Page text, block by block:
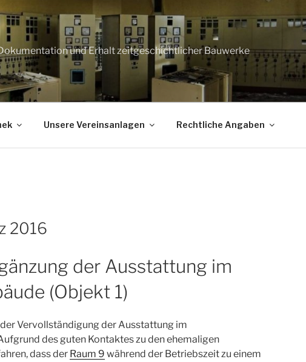
und Erhalt zeitgeschichtlicher Bauwerke
Unsere Vereinsanlagen Rechtliche Angaben
2016
der Ausstattung im
(Objekt 1)
Vervollständigung der Ausstattung im
des guten Kontaktes zu den ehemaligen
dass der Raum 9 während der Betriebszeit zu einem